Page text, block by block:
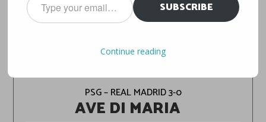
FOTBAL: UEFA CHAMPIONS LEAGUE, FAZA
PE GAZON
PSG – REAL MADRID 3-0
AVE DI MARIA
your
email…
SUBSCRIBE
Continue reading